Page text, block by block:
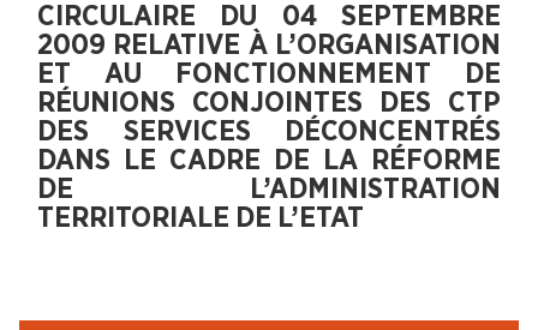
CIRCULAIRE DU 04 SEPTEMBRE
2009 RELATIVE À L’ORGANISATION
ET AU FONCTIONNEMENT DE
RÉUNIONS CONJOINTES DES CTP
DES SERVICES DÉCONCENTRÉS
DANS LE CADRE DE LA RÉFORME
DE L’ADMINISTRATION
TERRITORIALE DE L’ETAT